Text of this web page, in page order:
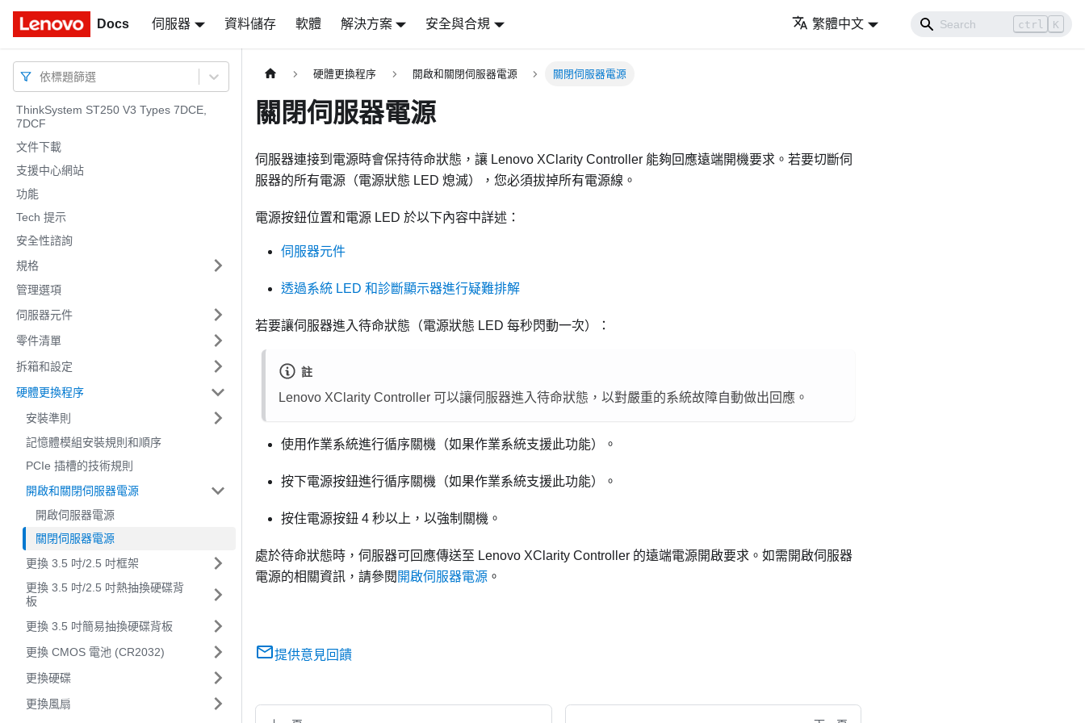
Docs 伺服器 資料儲存 軟體 解決方案 安全與合規 繁體中文 ctrl K
Docs
依標題篩選
ThinkSystem ST250 V3 Types 7DCE,
7DCF
文件下載
支援中心網站
功能
Tech 提示
安全性諮詢
規格
管理選項
伺服器元件
零件清單
拆箱和設定
硬體更換程序
安裝準則
記憶體模組安裝規則和順序
PCIe 插槽的技術規則
開啟和關閉伺服器電源
開啟伺服器電源
關閉伺服器電源
更換 3.5 吋/2.5 吋框架
更換 3.5 吋/2.5 吋熱抽換硬碟背
板
更換 3.5 吋簡易抽換硬碟背板
更換 CMOS 電池 (CR2032)
更換硬碟
更換風扇
硬體更換程序 開啟和關閉伺服器電源 關閉伺服器電源
關閉伺服器電源
伺服器連接到電源時會保持待命狀態，讓 Lenovo XClarity Controller 能夠回應遠端開機要求。若要切斷伺
服器的所有電源（電源狀態 LED 熄滅），您必須拔掉所有電源線。
電源按鈕位置和電源 LED 於以下內容中詳述：
伺服器元件
透過系統 LED 和診斷顯示器進行疑難排解
若要讓伺服器進入待命狀態（電源狀態 LED 每秒閃動一次）：
註
Lenovo XClarity Controller 可以讓伺服器進入待命狀態，以對嚴重的系統故障自動做出回應。
使用作業系統進行循序關機（如果作業系統支援此功能）。
按下電源按鈕進行循序關機（如果作業系統支援此功能）。
按住電源按鈕 4 秒以上，以強制關機。
處於待命狀態時，伺服器可回應傳送至 Lenovo XClarity Controller 的遠端電源開啟要求。如需開啟伺服器
電源的相關資訊，請參閱 開啟伺服器電源 。
提供意見回饋